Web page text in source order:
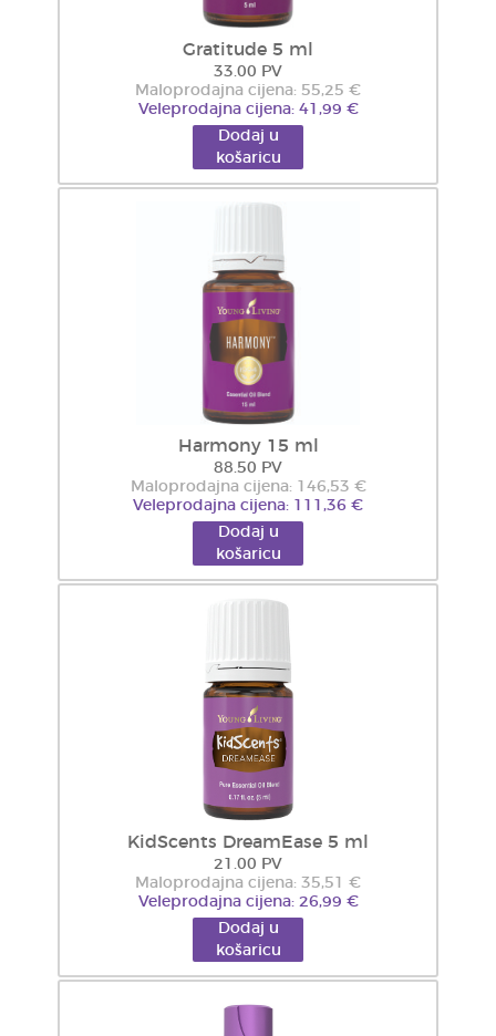
Gratitude 5 ml
33.00 PV
Maloprodajna cijena: 55,25 €
Veleprodajna cijena: 41,99 €
Dodaj u
košaricu
Harmony 15 ml
88.50 PV
Maloprodajna cijena: 146,53 €
Veleprodajna cijena: 111,36 €
Dodaj u
košaricu
KidScents DreamEase 5 ml
21.00 PV
Maloprodajna cijena: 35,51 €
Veleprodajna cijena: 26,99 €
Dodaj u
košaricu